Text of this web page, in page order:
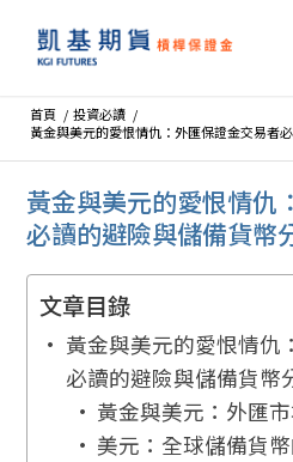
首頁 / 投資必讀 /
黃金與美元的愛恨情仇：外匯保證金交易者
黃金與美元的愛恨情仇
必讀的避險與儲備貨幣
文章目錄
黃金與美元的愛恨情仇
必讀的避險與儲備貨幣
黃金與美元：外匯
美元：全球儲備貨